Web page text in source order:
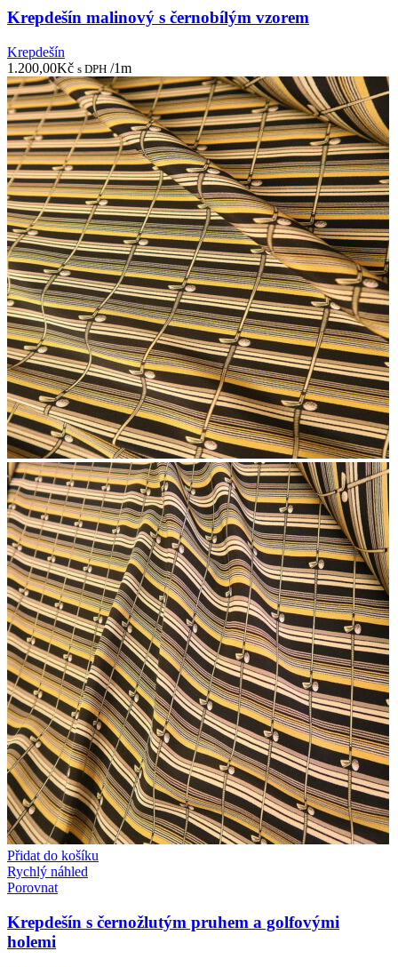
Krepdešín malinový s černobílým vzorem
Krepdešín
1.200,00Kč s DPH /1m
Přidat do košíku
Rychlý náhled
Porovnat
Krepdešín s černožlutým pruhem a golfovými
holemi